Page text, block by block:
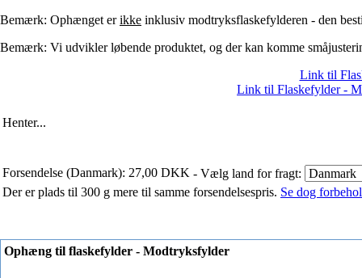
Bemærk: Ophænget erikke inklusiv modtryksflaskefylderen - den
Bemærk: Vi udvikler løbende produktet, og der kan komme
Link til
Link til Flaskefylder -
Henter...
Forsendelse (Danmark): 27,00 DKK - Vælg land for fragt:
Der er plads til 300 g mere til samme forsendelsespris. Se dog
Ophæng til flaskefylder - Modtryksfylder